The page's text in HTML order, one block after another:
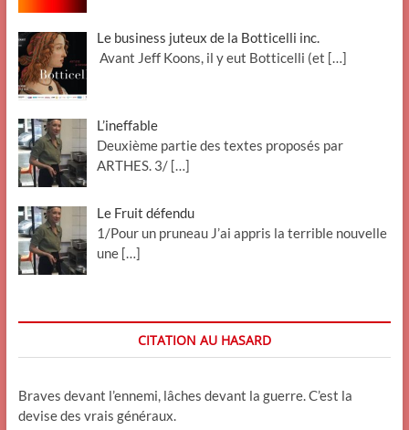
Le business juteux de la Botticelli inc.
Avant Jeff Koons, il y eut Botticelli (et […]
L’ineffable
Deuxième partie des textes proposés par
ARTHES. 3/ […]
Le Fruit défendu
1/Pour un pruneau J’ai appris la terrible nouvelle
une […]
CITATION AU HASARD
Braves devant l’ennemi, lâches devant la guerre. C’est la
devise des vrais généraux.